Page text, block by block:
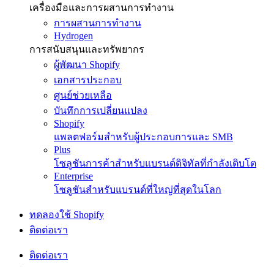
เครื่องมือและการผสานการทำงาน
การผสานการทำงาน
Hydrogen
การสนับสนุนและทรัพยากร
ผู้พัฒนา Shopify
เอกสารประกอบ
ศูนย์ช่วยเหลือ
บันทึกการเปลี่ยนแปลง
Shopify
แพลตฟอร์มสำหรับผู้ประกอบการและ SMB
Plus
โซลูชันการค้าสำหรับแบรนด์ดิจิทัลที่กำลังเติบโต
Enterprise
โซลูชันสำหรับแบรนด์ที่ใหญ่ที่สุดในโลก
ทดลองใช้ Shopify
ติดต่อเรา
ติดต่อเรา